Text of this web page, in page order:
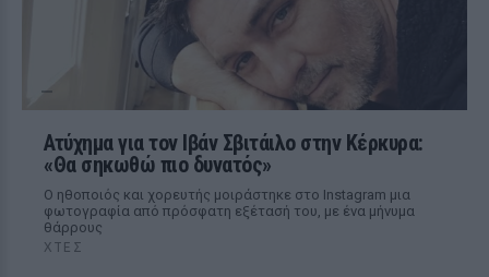
Ατύχημα για τον Ιβάν Σβιτάιλο στην Κέρκυρα:
«Θα σηκωθώ πιο δυνατός»
Ο ηθοποιός και χορευτής μοιράστηκε στο Instagram μια
φωτογραφία από πρόσφατη εξέτασή του, με ένα μήνυμα
θάρρους
ΧΤΕΣ